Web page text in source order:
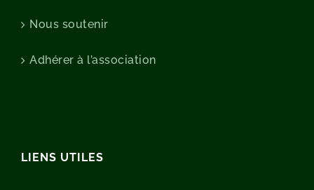
Nous soutenir
Adhérer à l’association
LIENS UTILES